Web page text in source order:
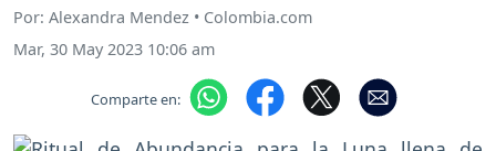
Por: Alexandra Mendez • Colombia.com
Mar, 30 May 2023 10:06 am
Comparte en: